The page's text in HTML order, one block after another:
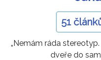
51
„Nemám ráda
dveře do